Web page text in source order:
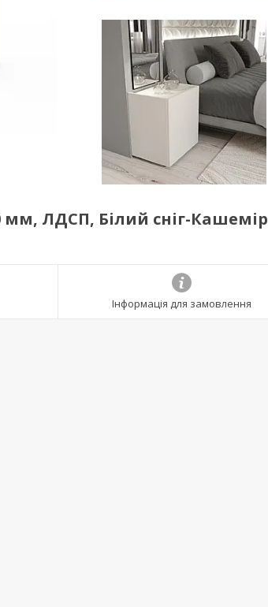
мм, ЛДСП, Білий сніг-Кашемір
Інформація для замовлення